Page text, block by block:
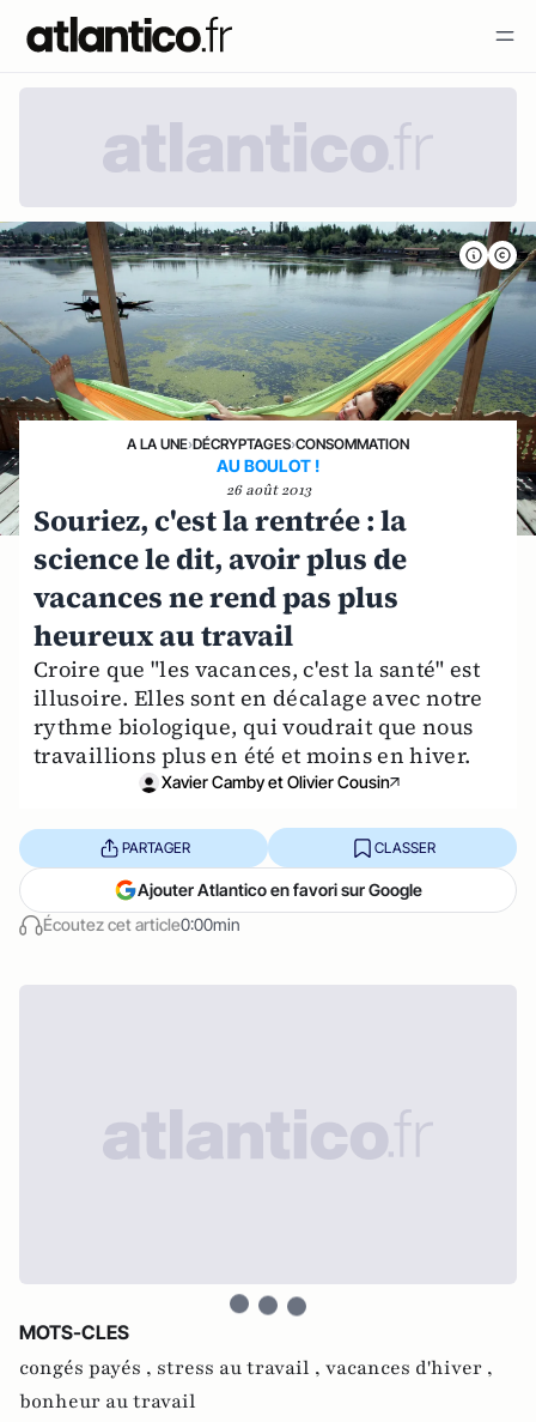
A LA UNE›DÉCRYPTAGES›CONSOMMATION
AU BOULOT !
26 août 2013
Souriez, c'est la rentrée : la
science le dit, avoir plus de
vacances ne rend pas plus
heureux au travail
Croire que "les vacances, c'est la santé" est
illusoire. Elles sont en décalage avec notre
rythme biologique, qui voudrait que nous
travaillions plus en été et moins en hiver.
Xavier Camby et Olivier Cousin
Écoutez cet article0:00min
PARTAGER CLASSER
Ajouter Atlantico en favori sur Google
MOTS-CLES
congés payés , stress au travail , vacances d'hiver ,
bonheur au travail